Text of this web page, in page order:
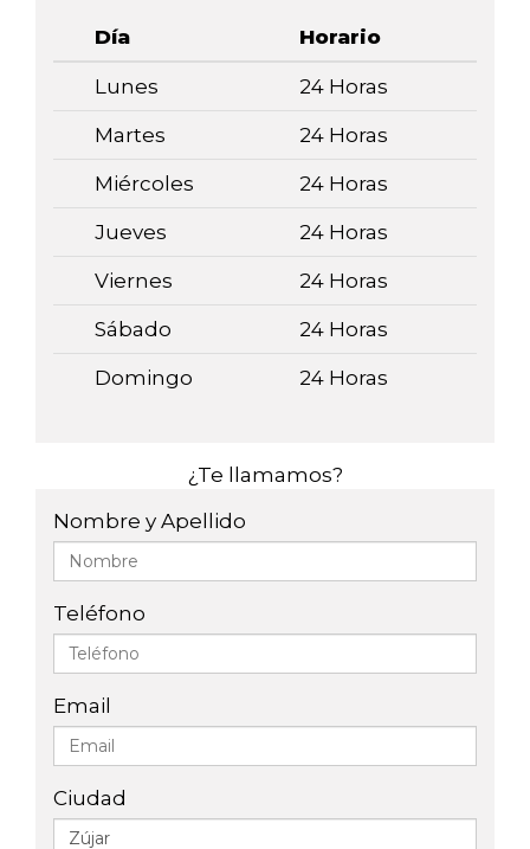
Día Horario
Lunes 24 Horas
Martes 24 Horas
Miércoles 24 Horas
Jueves 24 Horas
Viernes 24 Horas
Sábado 24 Horas
Domingo 24 Horas
¿Te llamamos?
Nombre y Apellido
Teléfono
Email
Ciudad